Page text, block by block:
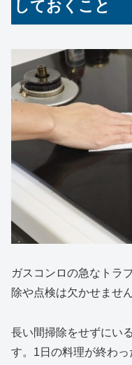
しておくこと
ガスコンロの急なトラ
除や点検は欠かせません
長い間掃除をせずにい
す。1日の料理が終わ